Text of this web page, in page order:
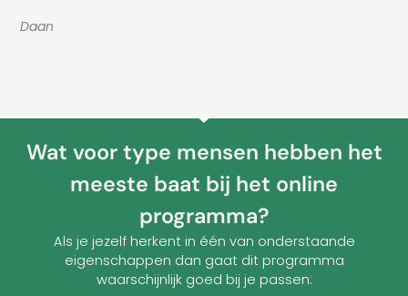
Daan
Wat voor type mensen hebben het
meeste baat bij het online
programma?
Als je jezelf herkent in één van onderstaande
eigenschappen dan gaat dit programma
waarschijnlijk goed bij je passen: